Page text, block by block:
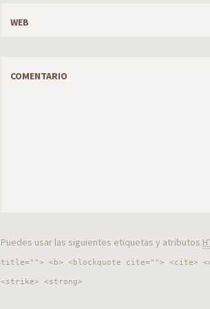
WEB
COMENTARIO
Puedes usar las siguientes etiquetas y atributos
title=""> <b> <blockquote cite=""> <cite>
<strike> <strong>